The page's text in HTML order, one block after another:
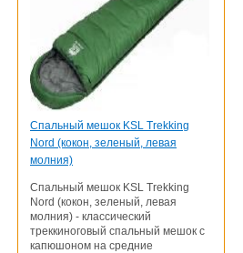
Cпальный мешок KSL Trekking
Nord (кокон, зеленый, левая
молния)
Cпальный мешок KSL Trekking
Nord (кокон, зеленый, левая
молния) - классический
треккиноговый спальный мешок с
капюшоном на средние